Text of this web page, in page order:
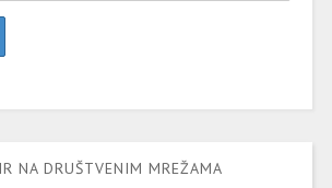
NA DRUŠTVENIM MREŽAMA